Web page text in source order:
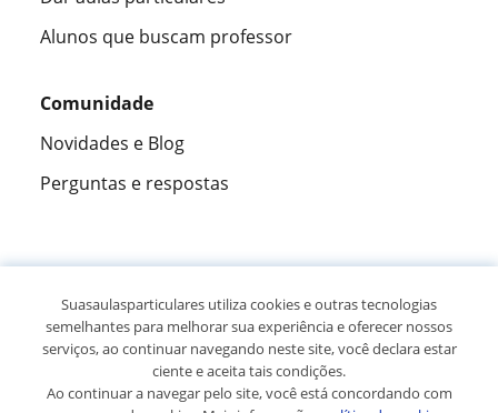
Alunos que buscam professor
Comunidade
Novidades e Blog
Perguntas e respostas
305883opiniões de alunos
© 2007 - 2026 Suas aulas particulares
Suasaulasparticulares utiliza cookies e outras tecnologias
semelhantes para melhorar sua experiência e oferecer nossos
serviços, ao continuar navegando neste site, você declara estar
ciente e aceita tais condições.
Ao continuar a navegar pelo site, você está concordando com